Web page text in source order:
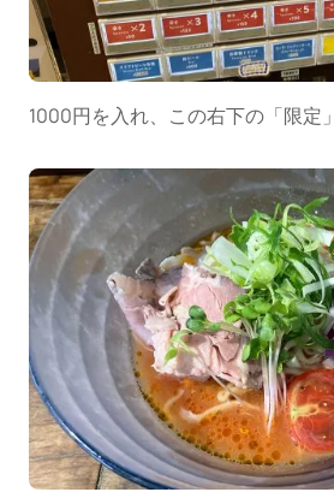
1000円を入れ、この右下の「限定